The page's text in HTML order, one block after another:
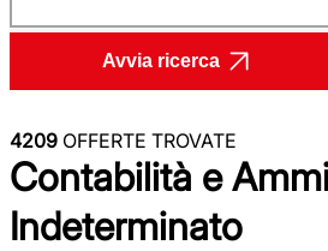
Avvia ricerca
4209 OFFERTE TROVATE
Contabilità e
Indeterminato